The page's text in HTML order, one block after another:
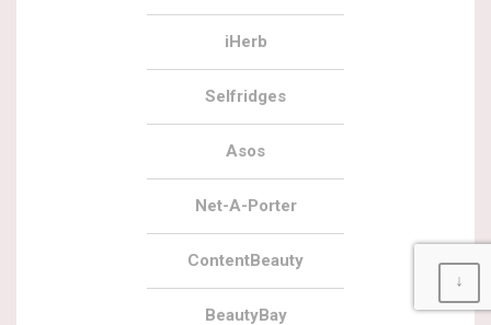
iHerb
Selfridges
Asos
Net-A-Porter
ContentBeauty
BeautyBay
↓